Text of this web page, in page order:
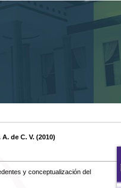
de C. V. (2010)
y conceptualización del